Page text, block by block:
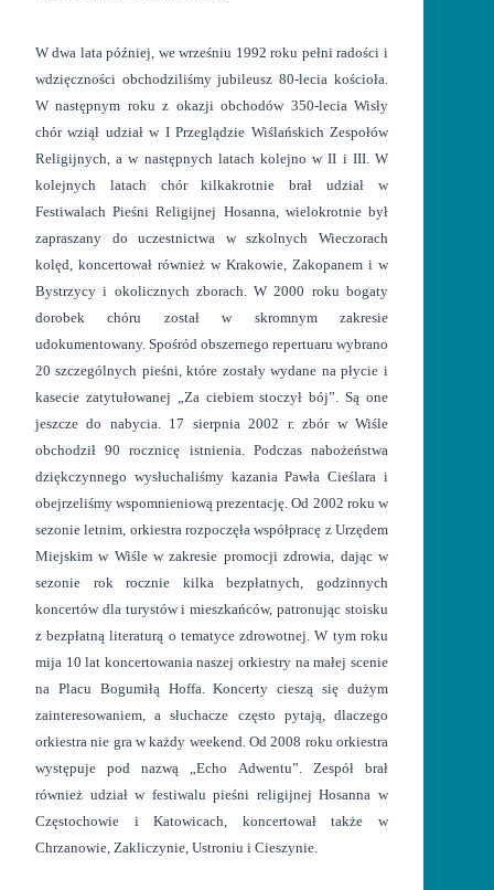
W dwa lata później, we wrześniu 1992 roku pełni radości i
wdzięczności obchodziliśmy jubileusz 80-lecia kościoła.
W następnym roku z okazji obchodów 350-lecia Wisły
chór wziął udział w I Przeglądzie Wiślańskich Zespołów
Religijnych, a w następnych latach kolejno w II i III. W
kolejnych latach chór kilkakrotnie brał udział w
Festiwalach Pieśni Religijnej Hosanna, wielokrotnie był
zapraszany do uczestnictwa w szkolnych Wieczorach
kolęd, koncertował również w Krakowie, Zakopanem i w
Bystrzycy i okolicznych zborach. W 2000 roku bogaty
dorobek chóru został w skromnym zakresie
udokumentowany. Spośród obszernego repertuaru wybrano
20 szczególnych pieśni, które zostały wydane na płycie i
kasecie zatytułowanej „Za ciebiem stoczył bój”. Są one
jeszcze do nabycia. 17 sierpnia 2002 r. zbór w Wiśle
obchodził 90 rocznicę istnienia. Podczas nabożeństwa
dziękczynnego wysłuchaliśmy kazania Pawła Cieślara i
obejrzeliśmy wspomnieniową prezentację. Od 2002 roku w
sezonie letnim, orkiestra rozpoczęła współpracę z Urzędem
Miejskim w Wiśle w zakresie promocji zdrowia, dając w
sezonie rok rocznie kilka bezpłatnych, godzinnych
koncertów dla turystów i mieszkańców, patronując stoisku
z bezpłatną literaturą o tematyce zdrowotnej. W tym roku
mija 10 lat koncertowania naszej orkiestry na małej scenie
na Placu Bogumiłą Hoffa. Koncerty cieszą się dużym
zainteresowaniem, a słuchacze często pytają, dlaczego
orkiestra nie gra w każdy weekend. Od 2008 roku orkiestra
występuje pod nazwą „Echo Adwentu”. Zespół brał
również udział w festiwalu pieśni religijnej Hosanna w
Częstochowie i Katowicach, koncertował także w
Chrzanowie, Zakliczynie, Ustroniu i Cieszynie.